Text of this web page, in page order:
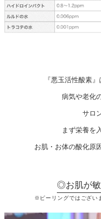
『悪玉活性酸素
病気や老化
サロ
まず栄養を
お肌・お体の酸化原
◎お肌が
※ピーリングではござい